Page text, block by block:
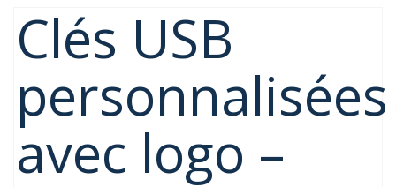
Clés USB
personnalisées
avec logo –